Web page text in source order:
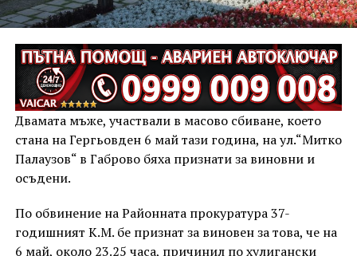
Двамата мъже, участвали в масово сбиване, което
стана на Гергьовден 6 май тази година, на ул.“Митко
Палаузов“ в Габрово бяха признати за виновни и
осъдени.
По обвинение на Районната прокуратура 37-
годишният К.М. бе признат за виновен за това, че на
6 май, около 23.25 часа, причинил по хулигански